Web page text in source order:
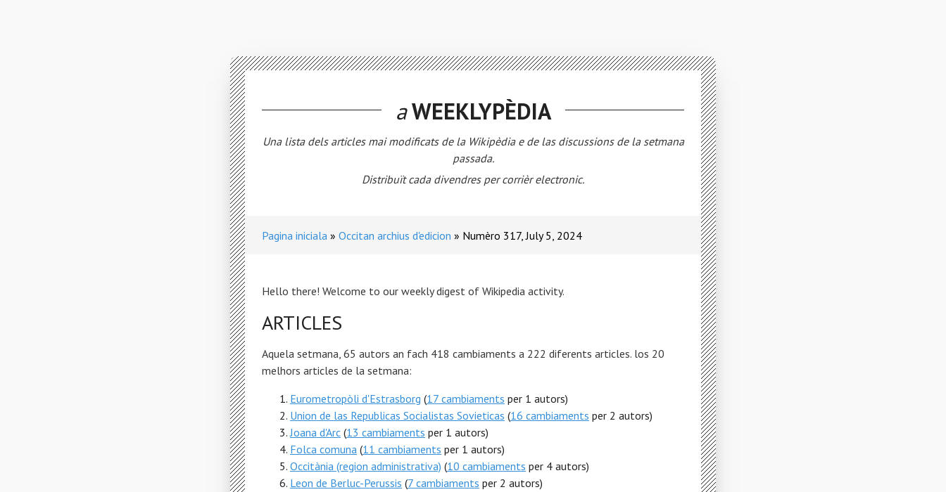
aWEEKLYPÈDIA
Una lista dels articles mai modificats de la Wikipèdia e de las discussions de la setmana
passada.
Distribuït cada divendres per corrièr electronic.
Pagina iniciala Occitan archius d'edicion Numèro 317, July 5, 2024
Hello there! Welcome to our weekly digest of Wikipedia activity.
ARTICLES
Aquela setmana, 65 autors an fach 418 cambiaments a 222 diferents articles. los 20
melhors articles de la setmana:
Eurometropòli d'Estrasborg (17 cambiaments per 1 autors)
Union de las Republicas Socialistas Sovieticas (16 cambiaments per 2 autors)
Joana d'Arc (13 cambiaments per 1 autors)
Folca comuna (11 cambiaments per 1 autors)
Occitània (region administrativa) (10 cambiaments per 4 autors)
Leon de Berluc-Perussis (7 cambiaments per 2 autors)